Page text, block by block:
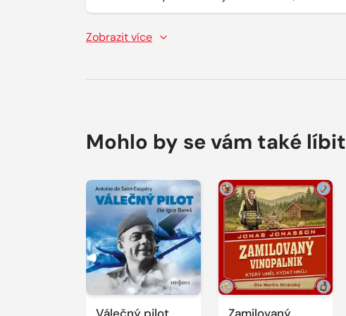
Zobrazit více
Mohlo by se vám také líbit
Válečný pilot
Přehrát
ukázku
Zamilovaný
Přehrát
ukázku